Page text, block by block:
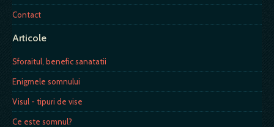
Contact
Articole
Sforaitul, benefic sanatatii
Enigmele somnului
Visul - tipuri de vise
Ce este somnul?